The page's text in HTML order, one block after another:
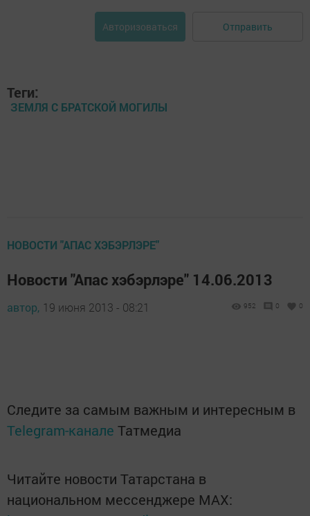
Авторизоваться Отправить
Теги:
ЗЕМЛЯ С БРАТСКОЙ МОГИЛЫ
НОВОСТИ "АПАС ХЭБЭРЛЭРЕ"
Новости "Апас хэбэрлэре" 14.06.2013
автор, 19 июня 2013 - 08:21 952 0 0
Следите за самым важным и интересным в
Telegram-канале Татмедиа
Читайте новости Татарстана в
национальном мессенджере MАХ: